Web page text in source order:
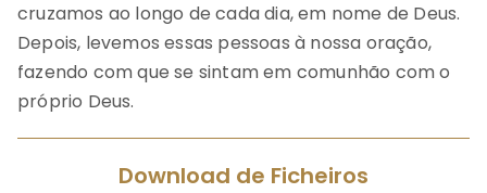
cruzamos ao longo de cada dia, em nome de Deus.
Depois, levemos essas pessoas à nossa oração,
fazendo com que se sintam em comunhão com o
próprio Deus.
Download de Ficheiros